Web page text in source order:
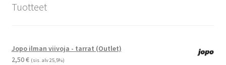
Tuotteet
Jopo ilman viivoja - tarrat (Outlet)
2,50€ (sis. alv 25,5%)